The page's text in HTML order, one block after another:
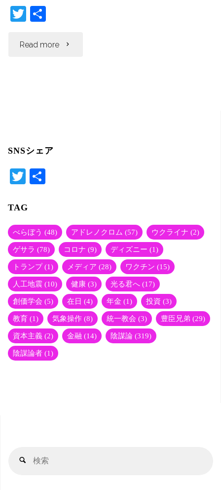
お
T
itt
共
Read more "統
て
い
る
日
本
SNSシェア
T
tte
r
TAG
べらぼう (48) アドレノクロム (57) ウクライナ (2)
ゲサラ (78) コロナ (9) ディズニー (1)
トランプ(1) メディア (28) ワクチン (15)
人工地震 (10) 健康 (3) 光る君へ (17)
創価学会 (5) 在日 (4) 年金 (1) 投資 (3)
教育 (1) 気象操作 (8) 統一教会 (3) 豊臣兄弟 (29)
資本主義 (2) 金融 (14) 陰謀論 (319)
陰謀論者 (1)
検